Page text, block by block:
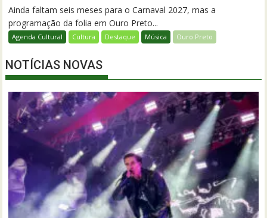
Ainda faltam seis meses para o Carnaval 2027, mas a
programação da folia em Ouro Preto...
Agenda Cultural Cultura Destaque Música Ouro Preto
NOTÍCIAS NOVAS